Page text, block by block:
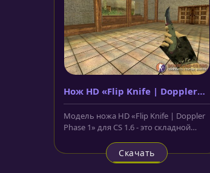
Нож HD «Flip Knife | Doppler
Phase 1»
Модель ножа HD «Flip Knife | Doppler
Phase 1» для CS 1.6 - это складной
Скачать